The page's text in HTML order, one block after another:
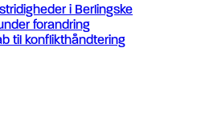
i Berlingske
forandring
til konflikthåndtering